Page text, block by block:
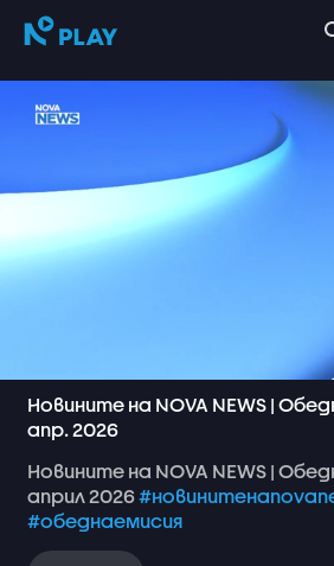
Новините на NOVA NEWS |
апр. 2026
Новините на NOVA NEWS |
април 2026
#обеднаемисия